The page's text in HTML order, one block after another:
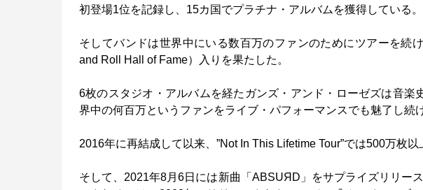
初登場1位を記録し、15カ国でプラチナ・アルバムを獲得している。
そしてバンドは世界中にいる数百万のファンのためにツアーを続
and Roll Hall of Fame）入りを果たした。
6枚のスタジオ・アルバムを経たガンズ・アンド・ローゼズは音楽
界中の何百万というファンをライブ・パフォーマンスでも魅了し続
2016年に再結成して以来、”Not In This Lifetime Tour”では500万枚
そして、2021年8月6日には新曲「ABSUЯD」をサプライズリリー